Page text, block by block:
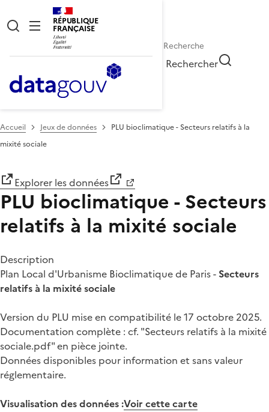
RÉPUBLIQUE
FRANÇAISE
Rechercher
Accueil Jeux de données
PLU bioclimatique - Secteurs relatifs à la
mixité sociale
Explorer les données
PLU bioclimatique - Secteurs
relatifs à la mixité sociale
Description
Plan Local d'Urbanisme Bioclimatique de Paris - Secteurs
relatifs à la mixité sociale
Version du PLU mise en compatibilité le 17 octobre 2025.
Documentation complète : cf. "Secteurs relatifs à la mixité
sociale.pdf" en pièce jointe.
Données disponibles pour information et sans valeur
réglementaire.
Visualisation des données :Voir cette carte